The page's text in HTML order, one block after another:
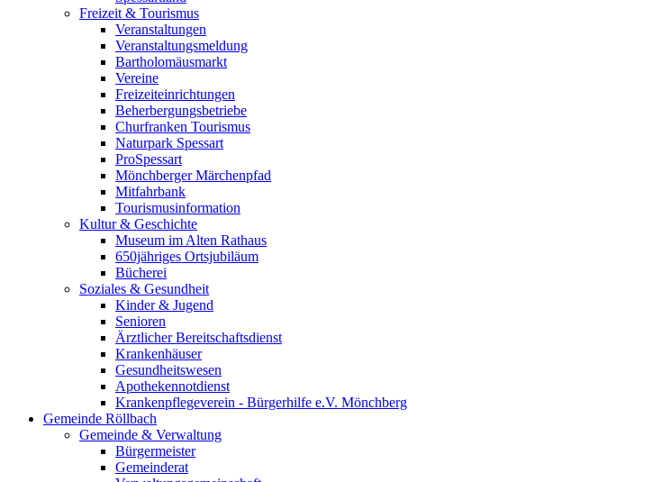
Freizeit & Tourismus
Veranstaltungen
Veranstaltungsmeldung
Bartholomäusmarkt
Vereine
Freizeiteinrichtungen
Beherbergungsbetriebe
Churfranken Tourismus
Naturpark Spessart
ProSpessart
Mönchberger Märchenpfad
Mitfahrbank
Tourismusinformation
Kultur & Geschichte
Museum im Alten Rathaus
650jähriges Ortsjubiläum
Bücherei
Soziales & Gesundheit
Kinder & Jugend
Senioren
Ärztlicher Bereitschaftsdienst
Krankenhäuser
Gesundheitswesen
Apothekennotdienst
Krankenpflegeverein - Bürgerhilfe e.V. Mönchberg
Gemeinde Röllbach
Gemeinde & Verwaltung
Bürgermeister
Gemeinderat